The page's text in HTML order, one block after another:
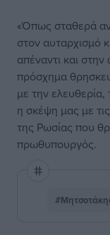
«Όπως σταθερά
στον αυταρχισμό
απέναντι και
πρόσχημα
με την ελευθερία,
η σκέψη μας με
της Ρωσίας που
πρωθυπουργός.